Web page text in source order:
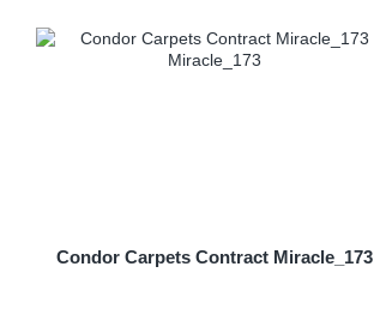
Condor Carpets Contract Miracle_173